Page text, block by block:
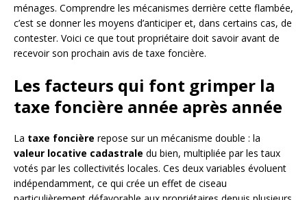
ménages. Comprendre les mécanismes derrière cette flambée,
c’est se donner les moyens d’anticiper et, dans certains cas, de
contester. Voici ce que tout propriétaire doit savoir avant de
recevoir son prochain avis de taxe foncière.
Les facteurs qui font grimper la
taxe foncière année après année
La taxe foncière repose sur un mécanisme double : la
valeur locative cadastrale du bien, multipliée par les taux
votés par les collectivités locales. Ces deux variables évoluent
indépendamment, ce qui crée un effet de ciseau